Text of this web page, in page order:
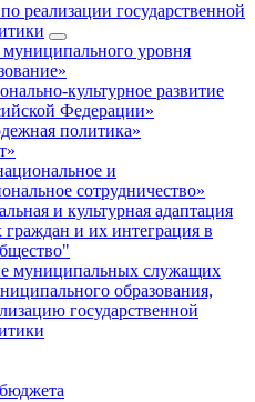
реализации государственной
уровня
культурное развитие
Федерации»
политика»
и
сотрудничество»
и культурная адаптация
и их интеграция в
муниципальных служащих
образования,
государственной